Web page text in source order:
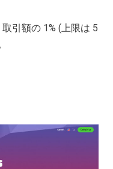
引額の 1% (上限は 5